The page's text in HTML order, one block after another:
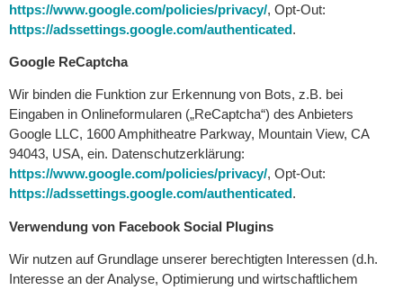
https://www.google.com/policies/privacy/, Opt-Out:
https://adssettings.google.com/authenticated.
Google ReCaptcha
Wir binden die Funktion zur Erkennung von Bots, z.B. bei
Eingaben in Onlineformularen („ReCaptcha“) des Anbieters
Google LLC, 1600 Amphitheatre Parkway, Mountain View, CA
94043, USA, ein. Datenschutzerklärung:
https://www.google.com/policies/privacy/, Opt-Out:
https://adssettings.google.com/authenticated.
Verwendung von Facebook Social Plugins
Wir nutzen auf Grundlage unserer berechtigten Interessen (d.h.
Interesse an der Analyse, Optimierung und wirtschaftlichem